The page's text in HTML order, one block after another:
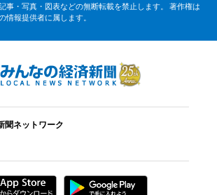
事・写真・図表などの無断転載を禁止します。 著作権は
情報提供者に属します。
聞ネットワーク